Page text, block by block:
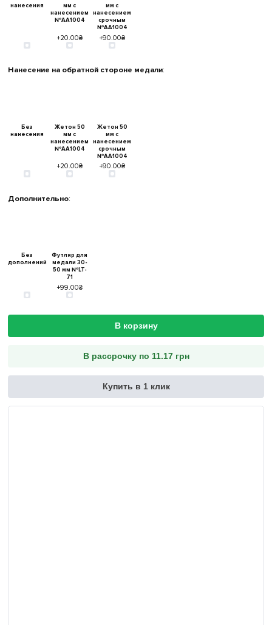
нанесения
мм с
нанесением
№AA1004
+20.00₴
мм с
нанесением
срочным
№AA1004
+90.00₴
Нанесение на обратной стороне медали:
Без
нанесения
Жетон 50
мм с
нанесением
№AA1004
+20.00₴
Жетон 50
мм с
нанесением
срочным
№AA1004
+90.00₴
Дополнительно:
Без
дополнений
Футляр для
медали 30-
50 мм №LT-
71
+99.00₴
В корзину
В рассрочку по 11.17 грн
Купить в 1 клик